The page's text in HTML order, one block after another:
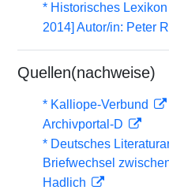
* Historisches
2014] Autor/in: Peter
Quellen(nachweise)
* Kalliope-Verbund
Archivportal-D
* Deutsches
Briefwechsel
Hadlich